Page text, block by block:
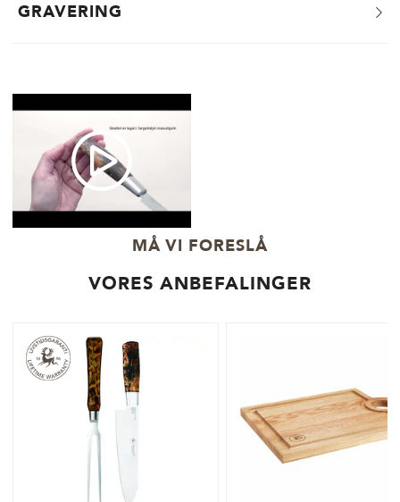
GRAVERING
MÅ VI FORESLÅ
VORES ANBEFALINGER